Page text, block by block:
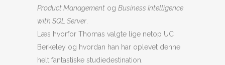
Product Management og Business Intelligence
with SQL Server.
Læs hvorfor Thomas valgte lige netop UC
Berkeley og hvordan han har oplevet denne
helt fantastiske studiedestination.